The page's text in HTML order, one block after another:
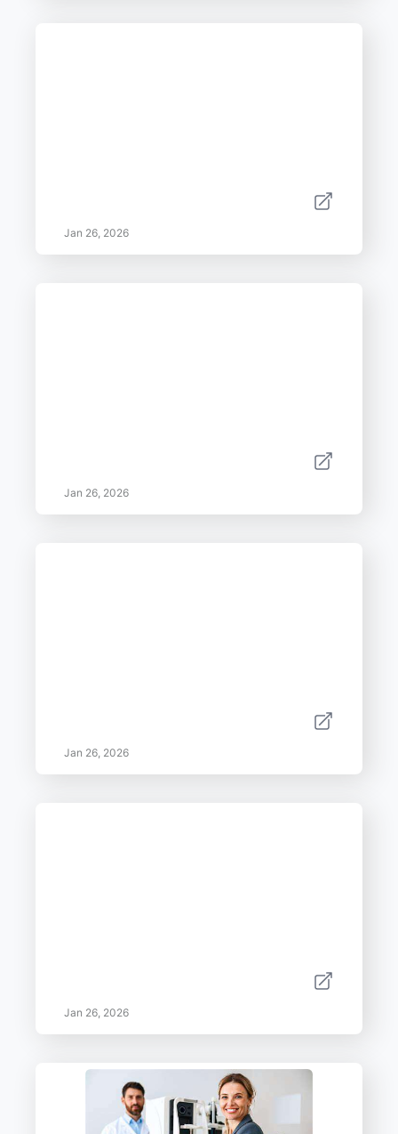
Jan 26, 2026
Jan 26, 2026
Jan 26, 2026
Jan 26, 2026